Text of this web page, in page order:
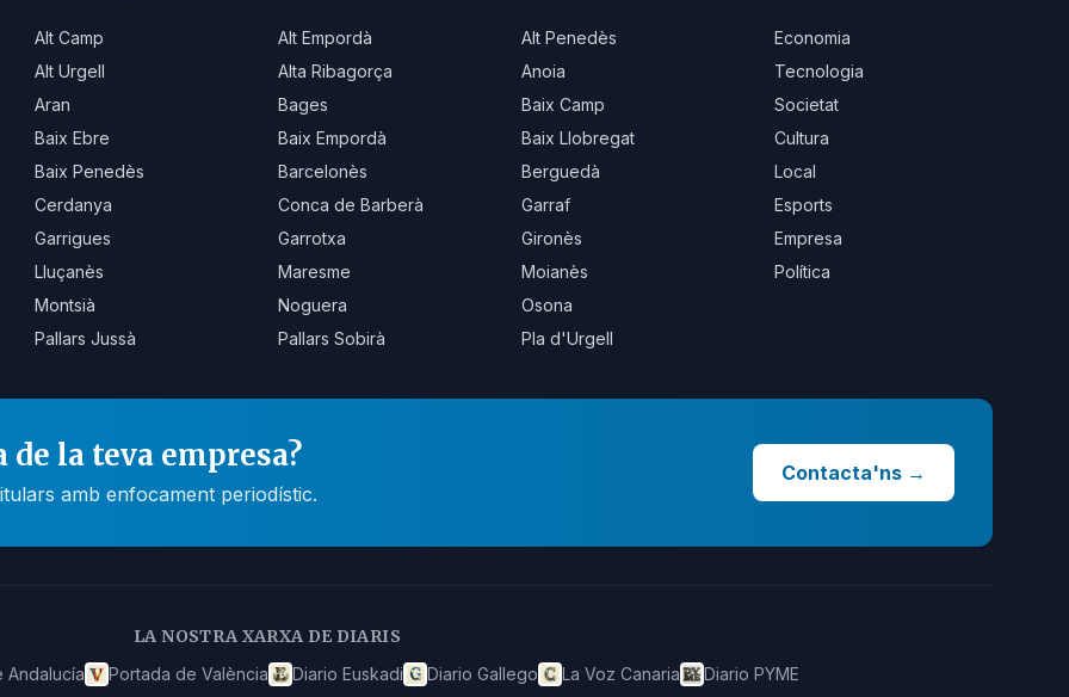
Alt Camp Alt Empordà
Alt Penedès
Alt Urgell
Alta Ribagorça
Anoia
Aran
Bages
Baix Camp
Baix Ebre
Baix Empordà
Baix Llobregat
Baix Penedès
Barcelonès
Berguedà
Cerdanya
Conca de Barberà
Garraf
Garrigues
Garrotxa
Gironès
Lluçanès
Maresme
Moianès
Montsià
Noguera
Osona
Pallars Jussà
Pallars Sobirà Pla d'Urgell
Economia
Tecnologia
Societat
Cultura
Local
Esports
Empresa
Política
la teva empresa?
amb enfocament periodístic.
Contacta'ns →
LA NOSTRA XARXA DE DIARIS
Andalucía Portada de València Diario Euskadi Diario Gallego La Voz Canaria Diario PYME